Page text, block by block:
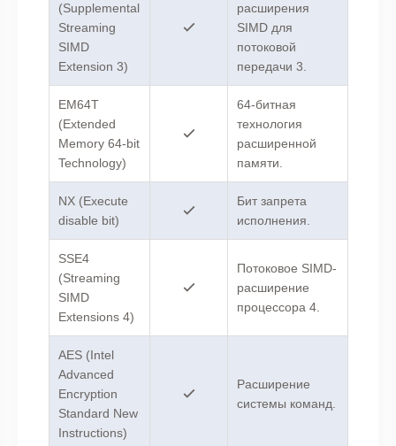
(Supplemental
Streaming
SIMD
Extension 3)
расширения
SIMD для
потоковой
передачи 3.
EM64T
(Extended
Memory 64-bit
Technology)
64-битная
технология
расширенной
памяти.
NX (Execute
disable bit)
Бит запрета
исполнения.
SSE4
(Streaming
SIMD
Extensions 4)
Потоковое SIMD-
расширение
процессора 4.
AES (Intel
Advanced
Encryption
Standard New
Instructions)
Расширение
системы команд.